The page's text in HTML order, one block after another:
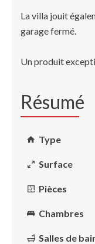
La villa jouit
garage fermé.
Un produit
Résumé
Type
Surface
Pièces
Chambres
Salles de